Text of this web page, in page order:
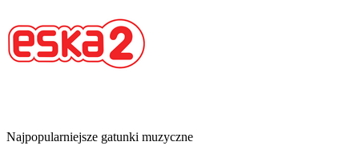
Najpopularniejsze gatunki muzyczne